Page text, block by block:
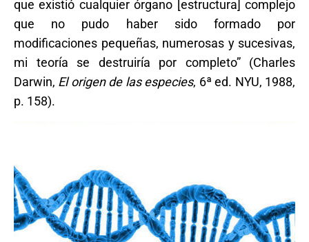
que existió cualquier órgano [estructura] complejo
que no pudo haber sido formado por
modificaciones pequeñas, numerosas y sucesivas,
mi teoría se destruiría por completo” (Charles
Darwin, El origen de las especies, 6ª ed. NYU, 1988,
p. 158).